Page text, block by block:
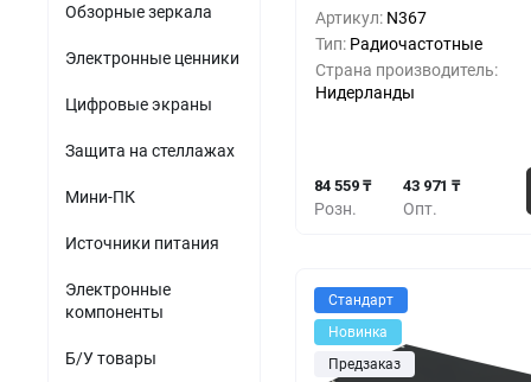
Обзорные зеркала
Электронные ценники
Цифровые экраны
Защита на стеллажах
Мини-ПК
Источники питания
Электронные
компоненты
Б/У товары
Артикул: N367
Тип: Радиочастотные
Страна производитель:
Нидерланды
Розн.
84 559 ₸
Опт.
43 971 ₸
5+ -16% 71
Стандарт
Новинка
Предзаказ